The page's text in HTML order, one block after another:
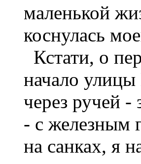
маленькой
коснулась
Кстати, о
начало улицы
через ручей -
- с железным
на санках, я